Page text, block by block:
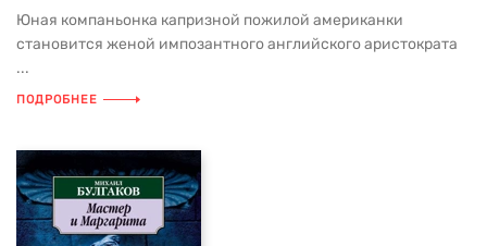
Юная компаньонка капризной пожилой американки
становится женой импозантного английского аристократа
...
ПОДРОБНЕЕ